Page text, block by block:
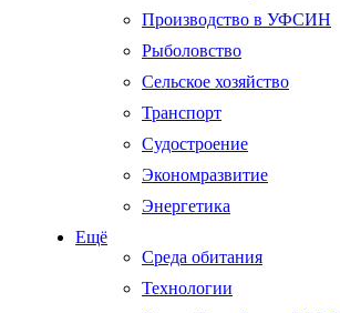
Производство в УФСИН
Рыболовство
Сельское хозяйство
Транспорт
Судостроение
Экономразвитие
Энергетика
Ещё
Среда обитания
Технологии